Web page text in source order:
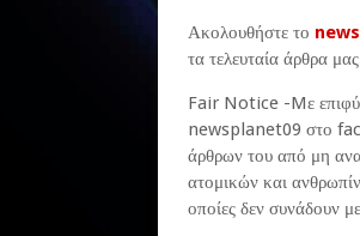
Ακολουθήστε το
τα τελευταία άρθρα
Fair Notice -Mε
newsplanet09 στο
άρθρων του από μη
ατομικών και
οποίες δεν συνάδουν